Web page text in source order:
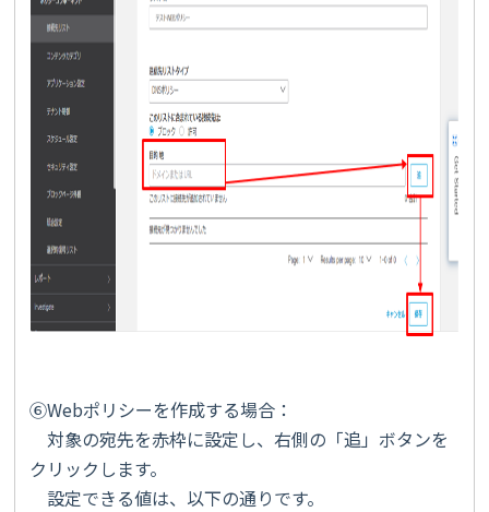
⑥Webポリシーを作成する場合：
対象の宛先を赤枠に設定し、右側の「追」ボタンを
クリックします。
設定できる値は、以下の通りです。